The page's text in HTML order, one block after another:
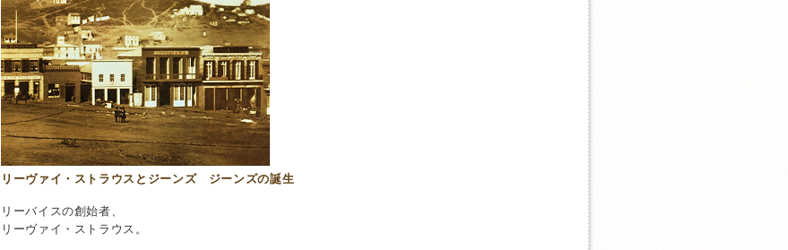
リーヴァイ・ストラウスとジーンズ ジーンズの誕生
リーバイスの創始者、
リーヴァイ・ストラウス。